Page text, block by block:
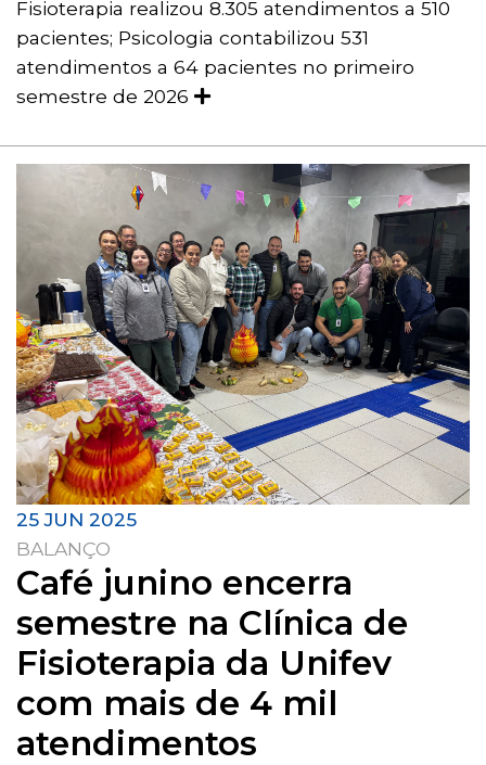
Fisioterapia realizou 8.305 atendimentos a 510
pacientes; Psicologia contabilizou 531
atendimentos a 64 pacientes no primeiro
semestre de 2026
25 JUN 2025
BALANÇO
Café junino encerra
semestre na Clínica de
Fisioterapia da Unifev
com mais de 4 mil
atendimentos